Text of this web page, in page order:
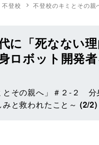
不登校 不登校のキミとその親
に「死なない
ボット開発者
とその親へ」＃２‐２ 分
と救われたこと～ (2/2)